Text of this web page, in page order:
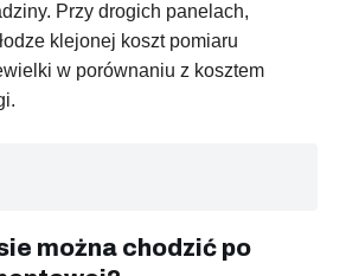
Przy drogich panelach,
klejonej koszt pomiaru
w porównaniu z kosztem
można chodzić po